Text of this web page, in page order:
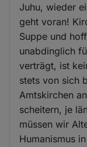
Juhu, wieder
geht voran!
Suppe und
unabdinglich
verträgt, ist
stets von sich
Amtskirchen
scheitern, je
müssen wir
Humanismus